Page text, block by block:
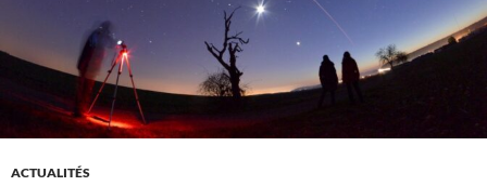
ACTUALITÉS